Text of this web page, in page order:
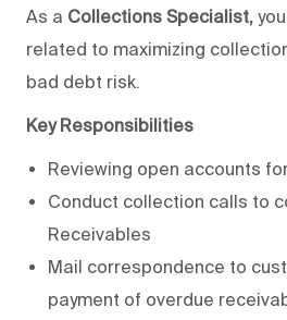
As a Collections Specialist,
related to maximizing
bad debt risk.
Key Responsibilities
Reviewing open accounts
Conduct collection calls to
Receivables
Mail correspondence to
payment of overdue